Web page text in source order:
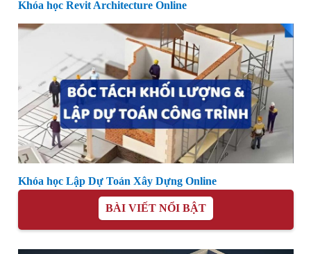
Khóa học Revit Architecture Online
Khóa học Lập Dự Toán Xây Dựng Online
BÀI VIẾT NỔI BẬT